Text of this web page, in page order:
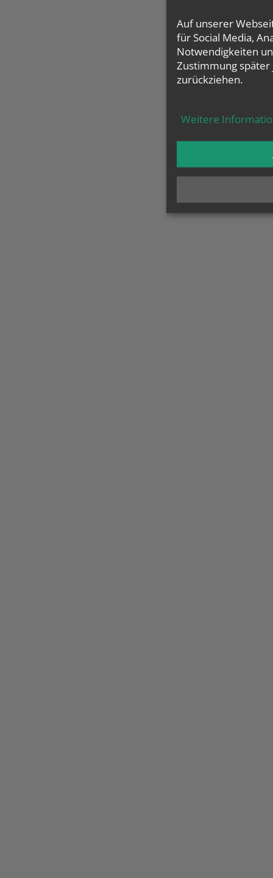
Auf unserer
für Social Media,
Notwendigkeiten
Zustimmung
zurückziehen.
Weitere